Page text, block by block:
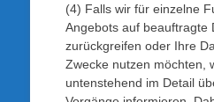
(4) Falls wir für einzelne
Angebots auf beauftragte
zurückgreifen oder Ihre
Zwecke nutzen möchten,
untenstehend im Detail